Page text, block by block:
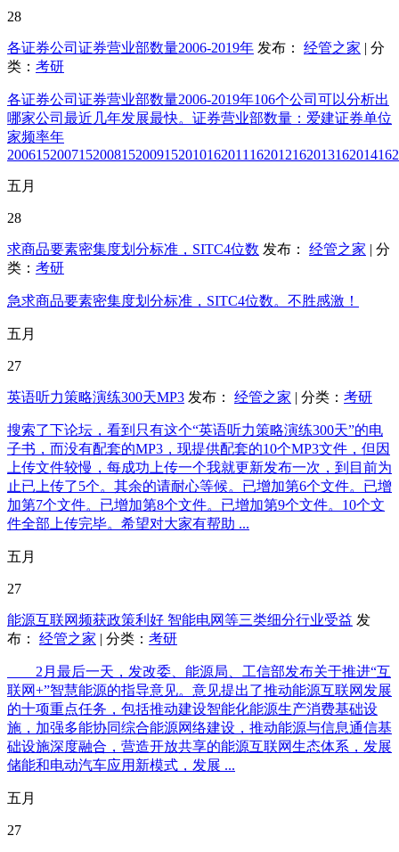
28
各证券公司证券营业部数量2006-2019年 发布： 经管之家 | 分
类： 考研
各证券公司证券营业部数量2006-2019年106个公司可以分析出
哪家公司最近几年发展最快。证券营业部数量：爱建证券单位
家频率年
五月
28
求商品要素密集度划分标准，SITC4位数 发布： 经管之家 | 分
类： 考研
急求商品要素密集度划分标准，SITC4位数。不胜感激！
五月
27
英语听力策略演练300天MP3 发布： 经管之家 | 分类： 考研
搜索了下论坛，看到只有这个“英语听力策略演练300天”的电
子书，而没有配套的MP3，现提供配套的10个MP3文件，但因
上传文件较慢，每成功上传一个我就更新发布一次，到目前为
止已上传了5个。其余的请耐心等候。已增加第6个文件。已增
加第7个文件。已增加第8个文件。已增加第9个文件。10个文
件全部上传完毕。希望对大家有帮助 ...
五月
27
能源互联网频获政策利好 智能电网等三类细分行业受益 发
布： 经管之家 | 分类： 考研
2月最后一天，发改委、能源局、工信部发布关于推进“互
联网+”智慧能源的指导意见。意见提出了推动能源互联网发展
的十项重点任务，包括推动建设智能化能源生产消费基础设
施，加强多能协同综合能源网络建设，推动能源与信息通信基
础设施深度融合，营造开放共享的能源互联网生态体系，发展
储能和电动汽车应用新模式，发展 ...
五月
27